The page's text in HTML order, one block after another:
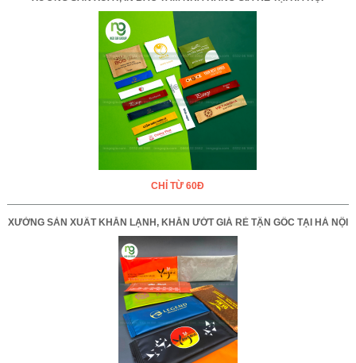
CHỈ TỪ 60Đ
XƯỞNG SẢN XUẤT KHĂN LẠNH, KHĂN ƯỚT GIÁ RẺ TẬN GỐC TẠI HÀ NỘI